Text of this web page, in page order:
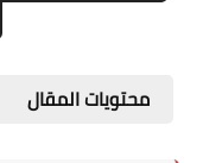
محتويات المقال